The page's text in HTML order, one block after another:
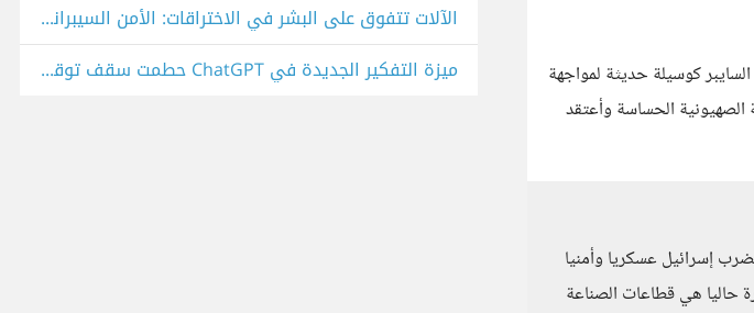
كوسيلة حديثة لمواجهة
الصهيونية الحساسة وأعتقد
إسرائيل عسكريا وأمنيا
حاليا هي قطاعات الصناعة
الآلات تتفوق على البشر في الاختراقات: الأمن السيبراني سيصبح ساحة حرب جديدة للذكاء الاصطناعي
ميزة التفكير الجديدة في ChatGPT حطمت سقف توقعاتي